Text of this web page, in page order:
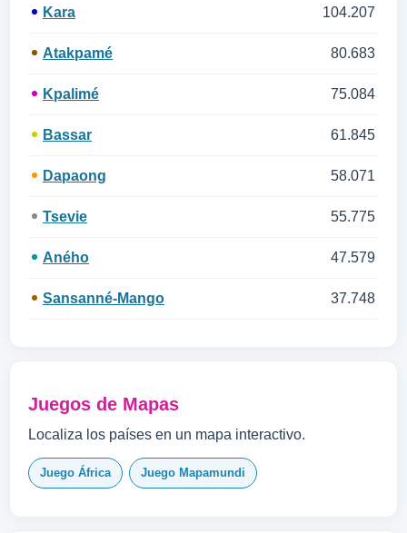
Kara 104.207
Atakpamé 80.683
Kpalimé 75.084
Bassar 61.845
Dapaong 58.071
Tsevie 55.775
Aného 47.579
Sansanné-Mango 37.748
Juegos de Mapas
Localiza los países en un mapa interactivo.
Juego África Juego Mapamundi